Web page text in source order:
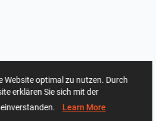
Website optimal zu nutzen. Durch
erklären Sie sich mit der
einverstanden. Learn More